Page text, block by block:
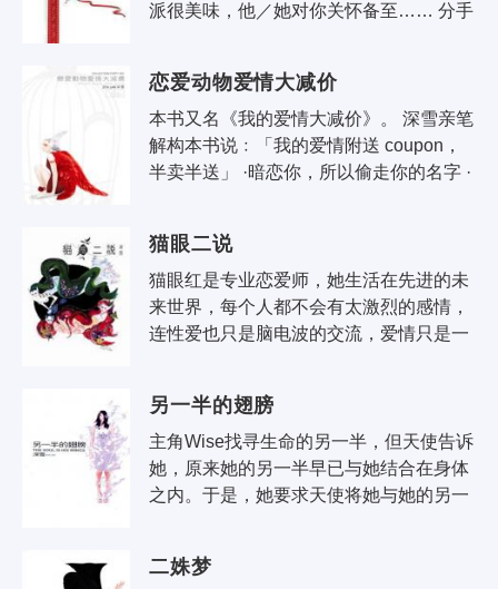
派很美味，他／她对你关怀备至…… 分手
恋爱动物爱情大减价
本书又名《我的爱情大减价》。 深雪亲笔
解构本书说﹕「我的爱情附送 coupon，
半卖半送」 ·暗恋你，所以偷走你的名字 ·
猫眼二说
猫眼红是专业恋爱师，她生活在先进的未
来世界，每个人都不会有太激烈的感情，
连性爱也只是脑电波的交流，爱情只是一
另一半的翅膀
主角Wise找寻生命的另一半，但天使告诉
她，原来她的另一半早已与她结合在身体
之内。于是，她要求天使将她与她的另一
二姝梦